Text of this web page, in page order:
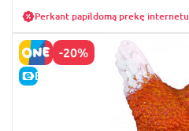
Perkant papildomą prekę internetu
-20%
E-KAINA